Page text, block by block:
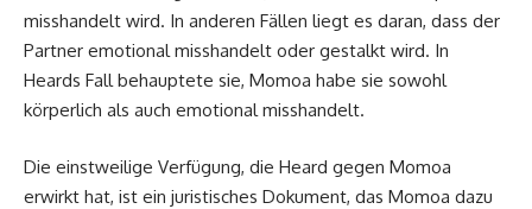
misshandelt wird. In anderen Fällen liegt es daran, dass der
Partner emotional misshandelt oder gestalkt wird. In
Heards Fall behauptete sie, Momoa habe sie sowohl
körperlich als auch emotional misshandelt.
Die einstweilige Verfügung, die Heard gegen Momoa
erwirkt hat, ist ein juristisches Dokument, das Momoa dazu